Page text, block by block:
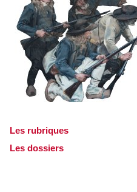
Les rubriques
Les dossiers